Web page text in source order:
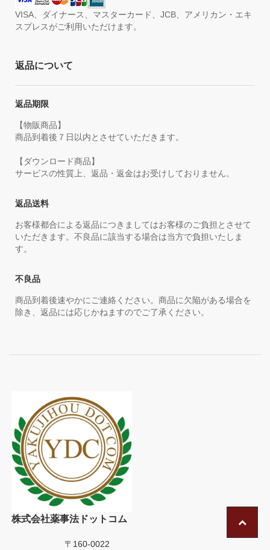
VISA、ダイナース、マスターカード、JCB、アメリカン・エキ
スプレスがご利用いただけます。
返品について
返品期限
【物販商品】
商品到着後７日以内とさせていただきます。
【ダウンロード商品】
サービスの性質上、返品・返金はお受けしておりません。
返品送料
お客様都合による返品につきましてはお客様のご負担とさせて
いただきます。不良品に該当する場合は当方で負担いたしま
す。
不良品
商品到着後速やかにご連絡ください。商品に欠陥がある場合を
除き、返品には応じかねますのでご了承ください。
株式会社薬事法ドットコム
〒160-0022